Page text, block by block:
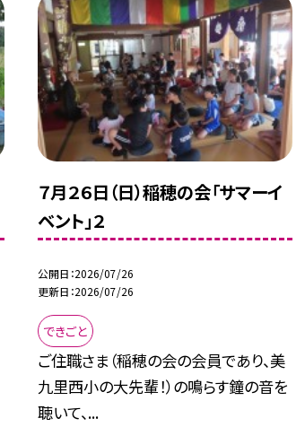
７月２６日（日）稲穂の会「サマーイ
ベント」２
公開日 2026/07/26
更新日 2026/07/26
できごと
ご住職さま（稲穂の会の会員であり、美
九里西小の大先輩！）の鳴らす鐘の音を
聴いて、...